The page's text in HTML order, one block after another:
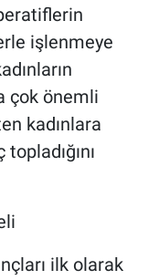
işlenmeye
çok önemli
kadınlara
ilk olarak